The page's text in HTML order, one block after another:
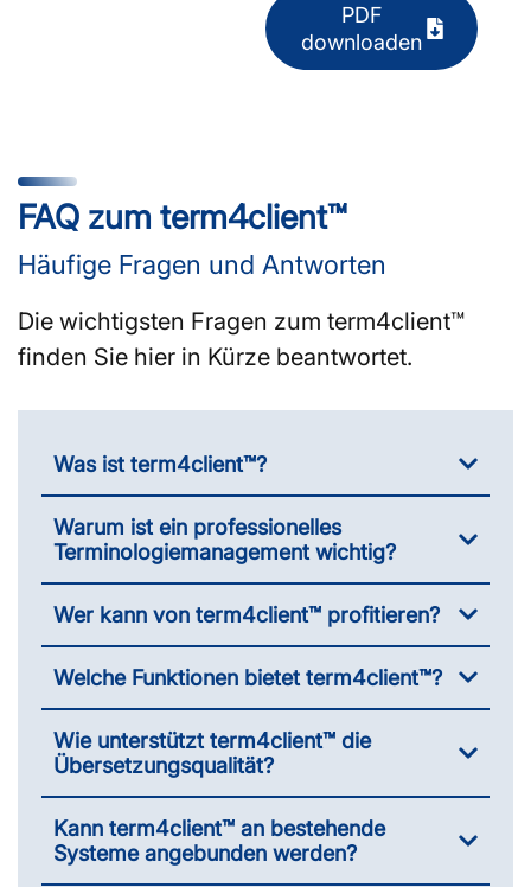
PDF
downloaden
FAQ zum term4client™
Häufige Fragen und Antworten
Die wichtigsten Fragen zum term4client™
finden Sie hier in Kürze beantwortet.
Was ist term4client™?
Warum ist ein professionelles
Terminologiemanagement wichtig?
Wer kann von term4client™ profitieren?
Welche Funktionen bietet term4client™?
Wie unterstützt term4client™ die
Übersetzungsqualität?
Kann term4client™ an bestehende
Systeme angebunden werden?